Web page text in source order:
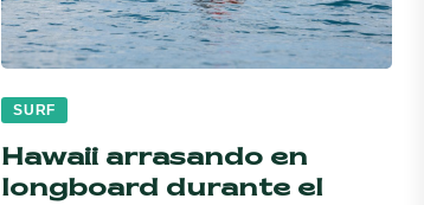
SURF
Hawaii arrasando en
longboard durante el